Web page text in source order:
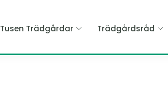
Tusen Trädgårdar Trädgårdsråd